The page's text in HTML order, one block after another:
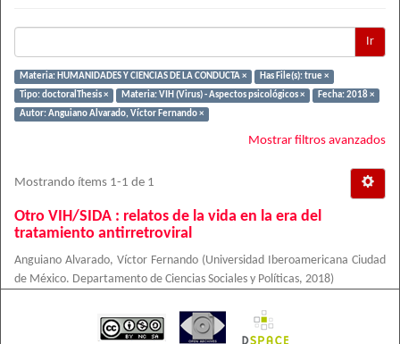
Ir
Materia: HUMANIDADES Y CIENCIAS DE LA CONDUCTA ×
Has File(s): true ×
Tipo: doctoralThesis ×
Materia: VIH (Virus) - Aspectos psicológicos ×
Fecha: 2018 ×
Autor: Anguiano Alvarado, Víctor Fernando ×
Mostrar filtros avanzados
Mostrando ítems 1-1 de 1
Otro VIH/SIDA : relatos de la vida en la era del
tratamiento antirretroviral
Anguiano Alvarado, Víctor Fernando (Universidad Iberoamericana Ciudad
de México. Departamento de Ciencias Sociales y Políticas, 2018)